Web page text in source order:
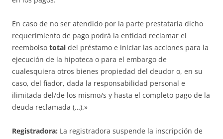
En caso de no ser atendido por la parte prestataria dicho
requerimiento de pago podrá la entidad reclamar el
reembolso total del préstamo e iniciar las acciones para la
ejecución de la hipoteca o para el embargo de
cualesquiera otros bienes propiedad del deudor o, en su
caso, del fiador, dada la responsabilidad personal e
ilimitada del/de los mismo/s y hasta el completo pago de la
deuda reclamada (…).»
Registradora: La registradora suspende la inscripción de